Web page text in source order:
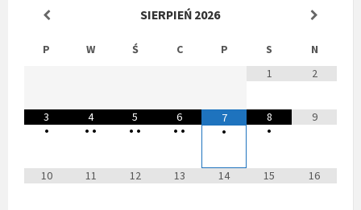
SIERPIEŃ 2026
P W Ś C P S
N
1
2
3
•
4
• •
5
• •
6
• •
7
•
8
•
9
10 11 12 13 14 15 16